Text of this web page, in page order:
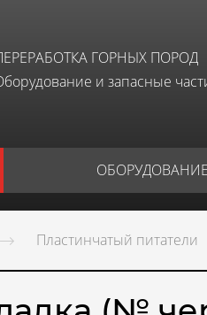
ГОРНЫХ ПОРОД
и запасные
ОБОРУДОВАНИЕ
Пластинчатый питатели